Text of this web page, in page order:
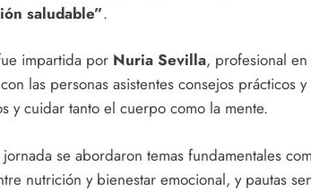
saludable”.
impartida por Nuria Sevilla, profesional
las personas asistentes consejos prácticos
y cuidar tanto el cuerpo como la mente.
se abordaron temas fundamentales
nutrición y bienestar emocional, y pautas